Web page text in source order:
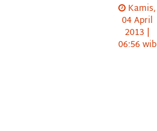
Kamis,
04 April
2013 |
06:56 wib